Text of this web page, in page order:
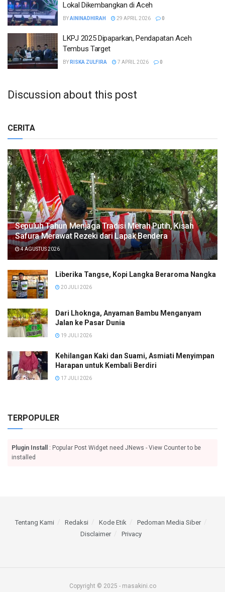
Lokal Dikembangkan di Aceh
BYAININADHIRAH 29 APRIL 2026 0
LKPJ 2025 Dipaparkan, Pendapatan Aceh
Tembus Target
BY RISKA ZULFIRA 7 APRIL 2026 0
Discussion about this post
CERITA
Sepuluh Tahun Menjaga Tradisi Merah Putih, Kisah
Safura Merawat Rezeki dari Lapak Bendera
4 AGUSTUS 2026
Liberika Tangse, Kopi Langka Beraroma Nangka
20 JULI 2026
Dari Lhoknga, Anyaman Bambu Menganyam
Jalan ke Pasar Dunia
19 JULI 2026
Kehilangan Kaki dan Suami, Asmiati Menyimpan
Harapan untuk Kembali Berdiri
17 JULI 2026
TERPOPULER
Plugin Install
: Popular Post Widget need JNews - View Counter to be
installed
Tentang Kami Redaksi Kode Etik
Pedoman Media Siber
Disclaimer
Privacy
Copyright © 2025 - masakini.co